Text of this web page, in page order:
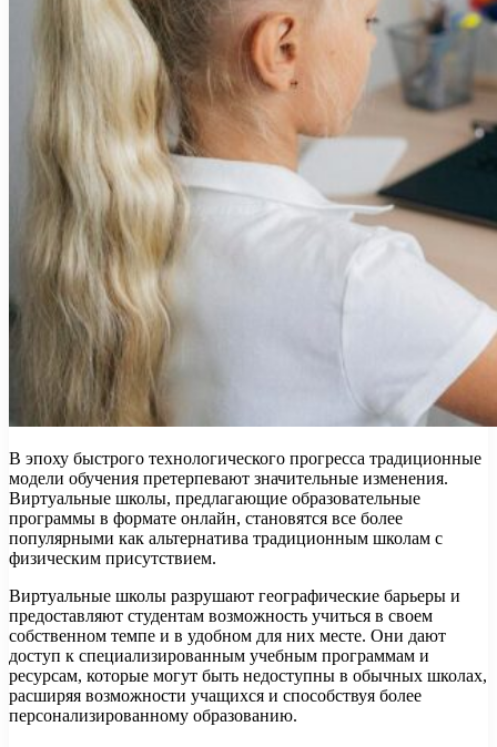
В эпоху быстрого технологического прогресса традиционные
модели обучения претерпевают значительные изменения.
Виртуальные школы, предлагающие образовательные
программы в формате онлайн, становятся все более
популярными как альтернатива традиционным школам с
физическим присутствием.
Виртуальные школы разрушают географические барьеры и
предоставляют студентам возможность учиться в своем
собственном темпе и в удобном для них месте. Они дают
доступ к специализированным учебным программам и
ресурсам, которые могут быть недоступны в обычных школах,
расширяя возможности учащихся и способствуя более
персонализированному образованию.